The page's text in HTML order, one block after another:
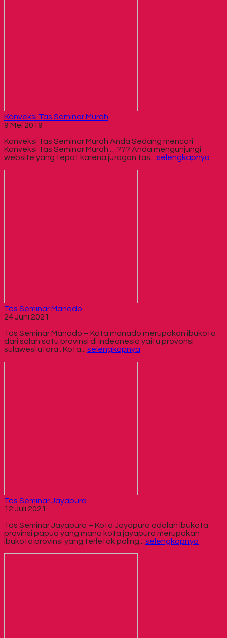
Konveksi Tas Seminar Murah
9 Mei 2019
Konveksi Tas Seminar Murah Anda Sedang mencari
Konveksi Tas Seminar Murah …??? Anda mengunjungi
website yang tepat karena juragan tas... selengkapnya
Tas Seminar Manado
24 Juni 2021
Tas Seminar Manado – Kota manado merupakan ibukota
dari salah satu provinsi di indeonesia yaitu provonsi
sulawesi utara . Kota... selengkapnya
Tas Seminar Jayapura
12 Juli 2021
Tas Seminar Jayapura – Kota Jayapura adalah ibukota
provinsi papua yang mana kota jayapura merupakan
ibukota provinsi yang terletak paling... selengkapnya